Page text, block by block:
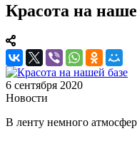
Красота на
6 сентября 2020
Новости
В ленту немного